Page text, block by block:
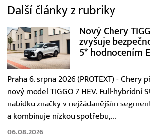
Další články z rubriky
Nový Chery
zvyšuje
5* hodnocením
Praha 6. srpna 2026 (PROTEXT) - Chery
nový model TIGGO 7 HEV. Full-hybridní
nabídku značky v nejžádanějším
a kombinuje nízkou spotřebu,...
06.08.2026